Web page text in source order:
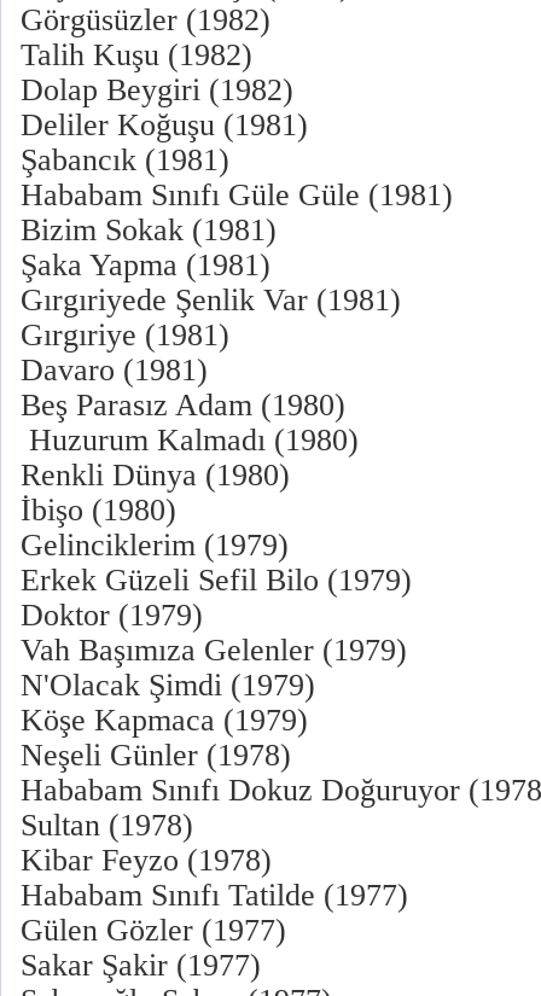
Görgüsüzler (1982)
Talih Kuşu (1982)
Dolap Beygiri (1982)
Deliler Koğuşu (1981)
Şabancık (1981)
Hababam Sınıfı Güle Güle (1981)
Bizim Sokak (1981)
Şaka Yapma (1981)
Gırgıriyede Şenlik Var (1981)
Gırgıriye (1981)
Davaro (1981)
Beş Parasız Adam (1980)
Huzurum Kalmadı (1980)
Renkli Dünya (1980)
İbişo (1980)
Gelinciklerim (1979)
Erkek Güzeli Sefil Bilo (1979)
Doktor (1979)
Vah Başımıza Gelenler (1979)
N'Olacak Şimdi (1979)
Köşe Kapmaca (1979)
Neşeli Günler (1978)
Hababam Sınıfı Dokuz Doğuruyor
Sultan (1978)
Kibar Feyzo (1978)
Hababam Sınıfı Tatilde (1977)
Gülen Gözler (1977)
Sakar Şakir (1977)